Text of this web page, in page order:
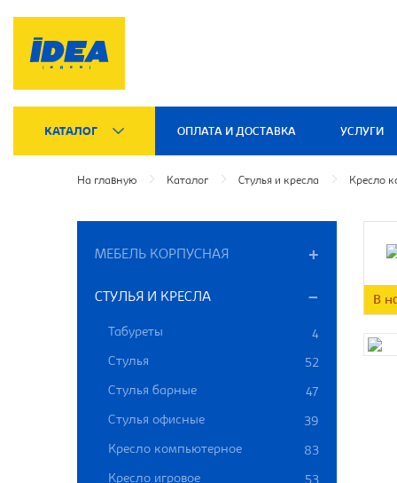
КАТАЛОГ ОПЛАТА И ДОСТАВКА УСЛУГИ
На главную Каталог Стулья и кресла Кресло
МЕБЕЛЬ КОРПУСНАЯ
СТУЛЬЯ И КРЕСЛА
Табуреты
4
Стулья
52
Стулья барные 47
Стулья офисные 39
Кресло компьютерное 83
Кресло игровое
В